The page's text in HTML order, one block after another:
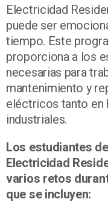
Electricidad
puede ser
tiempo. Este
proporciona a los
necesarias para
mantenimiento y
eléctricos tanto en
industriales.
Los estudiantes
Electricidad
varios retos
que se incluyen: